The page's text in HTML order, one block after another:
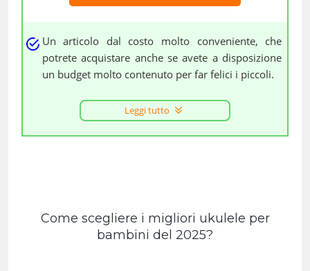
Un articolo dal costo molto conveniente, che
potrete acquistare anche se avete a disposizione
un budget molto contenuto per far felici i piccoli.
Leggi tutto
Come scegliere i migliori ukulele per
bambini del 2025?